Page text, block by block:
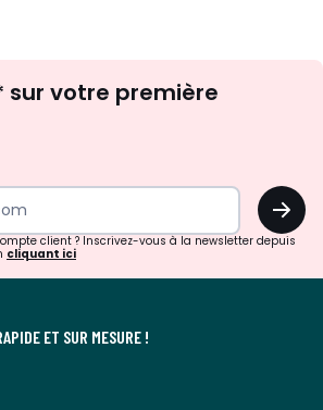
d'inspirations
surprises?
sur votre première
OK
client ? Inscrivez-vous à la newsletter depuis
cliquant ici
ET SUR MESURE !